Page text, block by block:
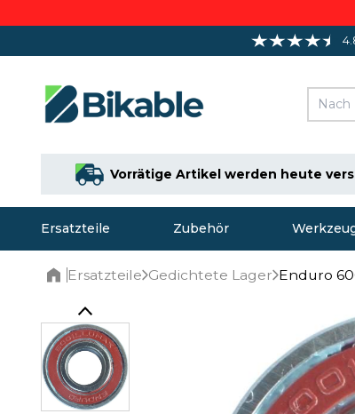
Vorrätige Artikel werden heute
Ersatzteile Zubehör
Ersatzteile Gedichtete Lager Enduro